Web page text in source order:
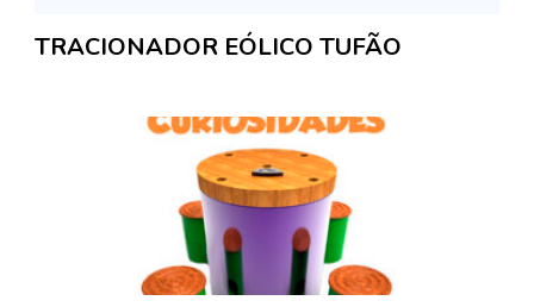
TRACIONADOR EÓLICO TUFÃO